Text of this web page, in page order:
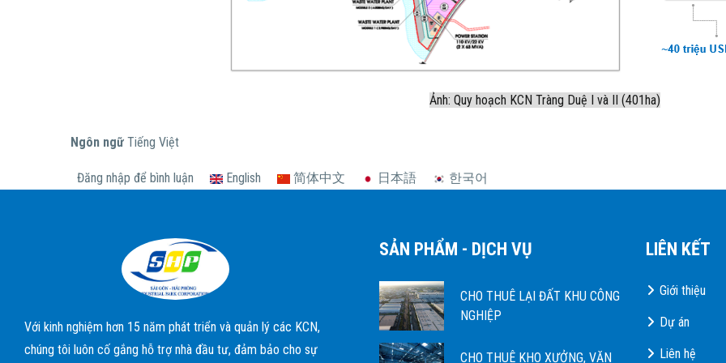
Ảnh: Quy hoạch KCN Tràng Duệ I và II (401ha)
Ngôn ngữ Tiếng Việt
Đăng nhập để bình luận English 简体中文 日本語 한국어
Với kinh nghiệm hơn 15 năm phát triển và quản lý các KCN,
chúng tôi luôn cố gắng hỗ trợ nhà đầu tư, đảm bảo cho sự
SẢN PHẨM - DỊCH VỤ
CHO THUÊ LẠI ĐẤT KHU CÔNG
NGHIỆP
CHO THUÊ KHO XƯỞNG, VĂN
LIÊN KẾT
Giới thiệu
Dự án
Liên hệ